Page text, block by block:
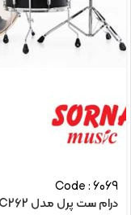
Code : 6069
درام ست پرل مدل DMP925S/C262